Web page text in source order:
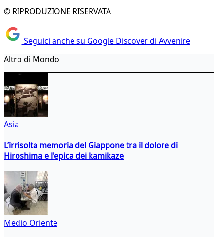
© RIPRODUZIONE RISERVATA
Seguici anche su Google Discover di Avvenire
Altro di Mondo
Asia
L’irrisolta memoria del Giappone tra il dolore di
Hiroshima e l'epica dei kamikaze
Medio Oriente